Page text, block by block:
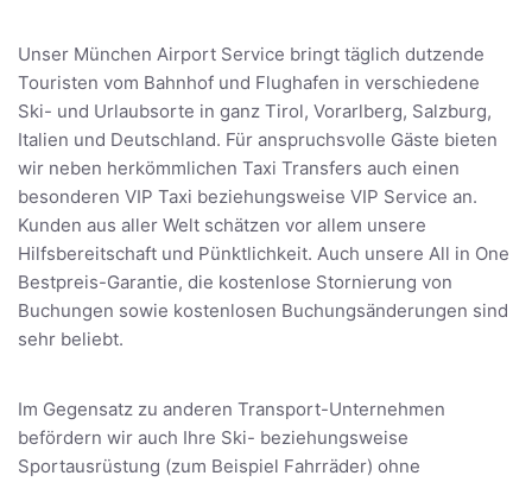
Unser München Airport Service bringt täglich dutzende
Touristen vom Bahnhof und Flughafen in verschiedene
Ski- und Urlaubsorte in ganz Tirol, Vorarlberg, Salzburg,
Italien und Deutschland. Für anspruchsvolle Gäste bieten
wir neben herkömmlichen Taxi Transfers auch einen
besonderen VIP Taxi beziehungsweise VIP Service an.
Kunden aus aller Welt schätzen vor allem unsere
Hilfsbereitschaft und Pünktlichkeit. Auch unsere All in One
Bestpreis-Garantie, die kostenlose Stornierung von
Buchungen sowie kostenlosen Buchungsänderungen sind
sehr beliebt.
Im Gegensatz zu anderen Transport-Unternehmen
befördern wir auch Ihre Ski- beziehungsweise
Sportausrüstung (zum Beispiel Fahrräder) ohne